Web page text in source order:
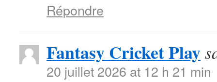
Répondre
Fantasy Cricket Play
20 juillet 2026 at 12 h 21 min